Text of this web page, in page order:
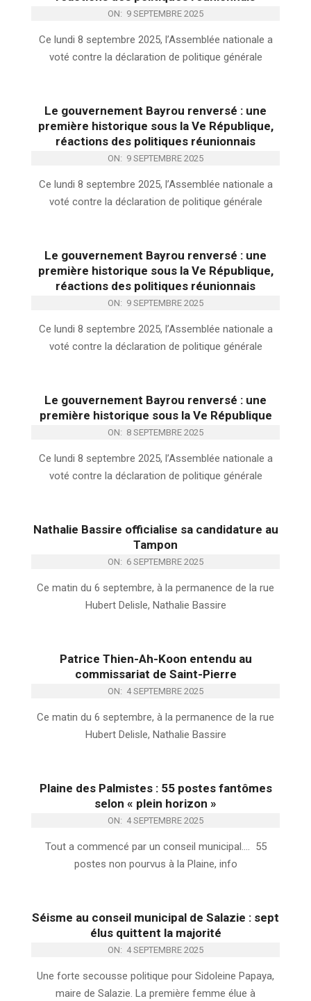
ON: 9 SEPTEMBRE 2025
Ce lundi 8 septembre 2025, l’Assemblée nationale a
voté contre la déclaration de politique générale
Le gouvernement Bayrou renversé : une
première historique sous la Ve République,
réactions des politiques réunionnais
ON: 9 SEPTEMBRE 2025
Ce lundi 8 septembre 2025, l’Assemblée nationale a
voté contre la déclaration de politique générale
Le gouvernement Bayrou renversé : une
première historique sous la Ve République,
réactions des politiques réunionnais
ON: 9 SEPTEMBRE 2025
Ce lundi 8 septembre 2025, l’Assemblée nationale a
voté contre la déclaration de politique générale
Le gouvernement Bayrou renversé : une
première historique sous la Ve République
ON: 8 SEPTEMBRE 2025
Ce lundi 8 septembre 2025, l’Assemblée nationale a
voté contre la déclaration de politique générale
Nathalie Bassire officialise sa candidature au
Tampon
ON: 6 SEPTEMBRE 2025
Ce matin du 6 septembre, à la permanence de la rue
Hubert Delisle, Nathalie Bassire
Patrice Thien-Ah-Koon entendu au
commissariat de Saint-Pierre
ON: 4 SEPTEMBRE 2025
Ce matin du 6 septembre, à la permanence de la rue
Hubert Delisle, Nathalie Bassire
Plaine des Palmistes : 55 postes fantômes
selon « plein horizon »
ON: 4 SEPTEMBRE 2025
Tout a commencé par un conseil municipal…. 55
postes non pourvus à la Plaine, info
Séisme au conseil municipal de Salazie : sept
élus quittent la majorité
ON: 4 SEPTEMBRE 2025
Une forte secousse politique pour Sidoleine Papaya,
maire de Salazie. La première femme élue à